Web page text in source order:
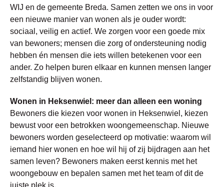
WIJ en de gemeente Breda. Samen zetten we ons in voor
een nieuwe manier van wonen als je ouder wordt:
sociaal, veilig en actief. We zorgen voor een goede mix
van bewoners; mensen die zorg of ondersteuning nodig
hebben én mensen die iets willen betekenen voor een
ander. Zo helpen buren elkaar en kunnen mensen langer
zelfstandig blijven wonen.
Wonen in Heksenwiel: meer dan alleen een woning
Bewoners die kiezen voor wonen in Heksenwiel, kiezen
bewust voor een betrokken woongemeenschap. Nieuwe
bewoners worden geselecteerd op motivatie: waarom wil
iemand hier wonen en hoe wil hij of zij bijdragen aan het
samen leven? Bewoners maken eerst kennis met het
woongebouw en bepalen samen met het team of dit de
juiste plek is.